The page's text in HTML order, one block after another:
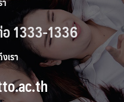
1333-1336
เรา